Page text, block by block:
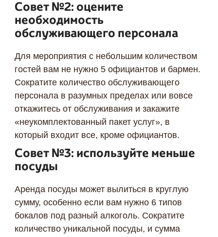
Совет №2: оцените
необходимость
обслуживающего персонала
Для мероприятия с небольшим количеством
гостей вам не нужно 5 официантов и бармен.
Сократите количество обслуживающего
персонала в разумных пределах или вовсе
откажитесь от обслуживания и закажите
«неукомплектованный пакет услуг», в
который входит все, кроме официантов.
Совет №3: используйте меньше
посуды
Аренда посуды может вылиться в круглую
сумму, особенно если вам нужно 6 типов
бокалов под разный алкоголь. Сократите
количество уникальной посуды, и сумма